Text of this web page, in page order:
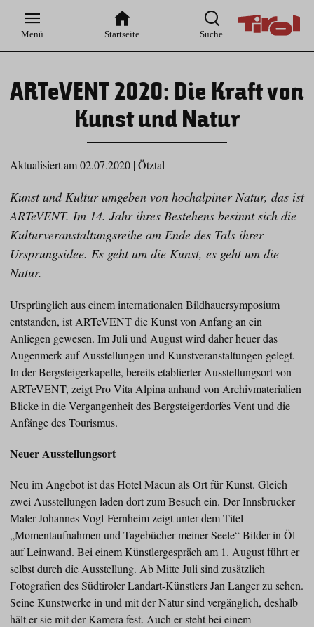
Hauptnavigation
Inhaltsbereich
Menü Startseite Suche
ARTeVENT 2020: Die Kraft von
Kunst und Natur
Aktualisiert am 02.07.2020 | Ötztal
Kunst und Kultur umgeben von hochalpiner Natur, das ist
ARTeVENT. Im 14. Jahr ihres Bestehens besinnt sich die
Kulturveranstaltungsreihe am Ende des Tals ihrer
Ursprungsidee. Es geht um die Kunst, es geht um die
Natur.
Ursprünglich aus einem internationalen Bildhauersymposium
entstanden, ist ARTeVENT die Kunst von Anfang an ein
Anliegen gewesen. Im Juli und August wird daher heuer das
Augenmerk auf Ausstellungen und Kunstveranstaltungen gelegt.
In der Bergsteigerkapelle, bereits etablierter Ausstellungsort von
ARTeVENT, zeigt Pro Vita Alpina anhand von Archivmaterialien
Blicke in die Vergangenheit des Bergsteigerdorfes Vent und die
Anfänge des Tourismus.
Neuer Ausstellungsort
Neu im Angebot ist das Hotel Macun als Ort für Kunst. Gleich
zwei Ausstellungen laden dort zum Besuch ein. Der Innsbrucker
Maler Johannes Vogl-Fernheim zeigt unter dem Titel
„Momentaufnahmen und Tagebücher meiner Seele“ Bilder in Öl
auf Leinwand. Bei einem Künstlergespräch am 1. August führt er
selbst durch die Ausstellung. Ab Mitte Juli sind zusätzlich
Fotografien des Südtiroler Landart-Künstlers Jan Langer zu sehen.
Seine Kunstwerke in und mit der Natur sind vergänglich, deshalb
hält er sie mit der Kamera fest. Auch er steht bei einem